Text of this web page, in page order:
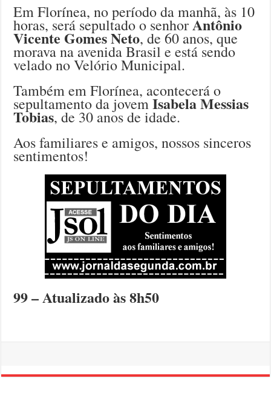
Em Florínea, no período da manhã, às 10
horas, será sepultado o senhorAntônio
Vicente Gomes Neto, de 60 anos, que
morava na avenida Brasil e está sendo
velado no Velório Municipal.
Também em Florínea, acontecerá o
sepultamento da jovemIsabela Messias
Tobias, de 30 anos de idade.
Aos familiares e amigos, nossos sinceros
sentimentos!
99 – Atualizado às 8h50